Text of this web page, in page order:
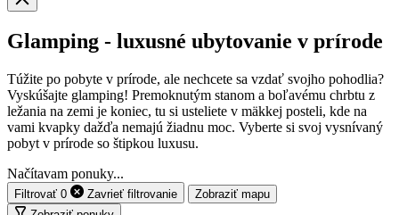
Glamping - luxusné ubytovanie v prírode
Túžite po pobyte v prírode, ale nechcete sa vzdať svojho pohodlia?
Vyskúšajte glamping! Premoknutým stanom a boľavému chrbtu z
ležania na zemi je koniec, tu si usteliete v mäkkej posteli, kde na
vami kvapky dažďa nemajú žiadnu moc. Vyberte si svoj vysnívaný
pobyt v prírode so štipkou luxusu.
Načítavam ponuky...
Filtrovať 0 Zavrieť filtrovanie
Zobraziť mapu